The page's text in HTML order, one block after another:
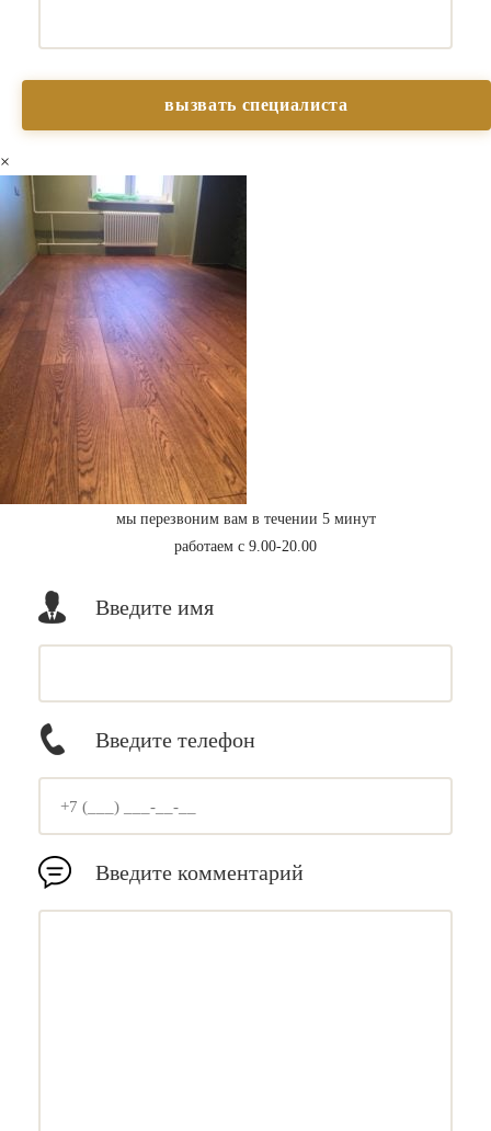
×
мы перезвоним вам в течении 5 минут
работаем с 9.00-20.00
Введите имя
Введите телефон
Введите комментарий